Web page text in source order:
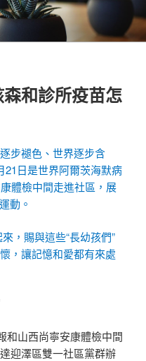
和診所疫苗怎
步褪色、世界逐步含
21日是世界阿爾茨海默病
體檢中間走進社區，展
動。
，賜與這些“長幼孩們”
，讓記憶和愛都有來處
和山西尚寧安康體檢中間
迎澤區雙一社區黨群辦